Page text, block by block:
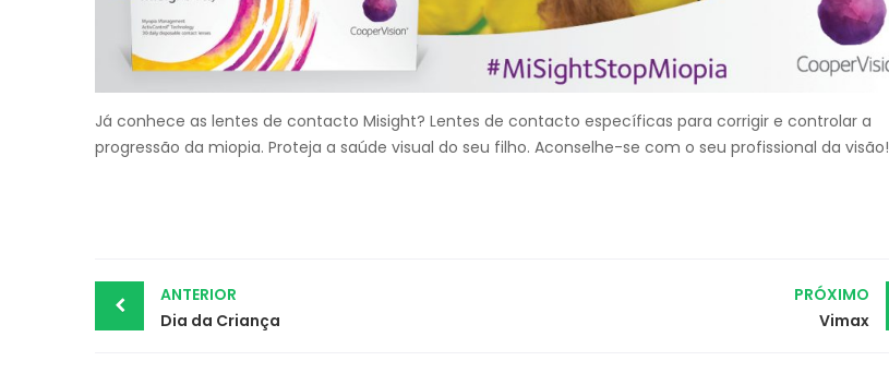
Já conhece as lentes de contacto Misight? Lentes de contacto específicas para corrigir e controlar a
progressão da miopia. Proteja a saúde visual do seu filho. Aconselhe-se com o seu profissional da visão!
Post
navigation
ANTERIOR
Dia da Criança
PRÓXIMO
Vimax